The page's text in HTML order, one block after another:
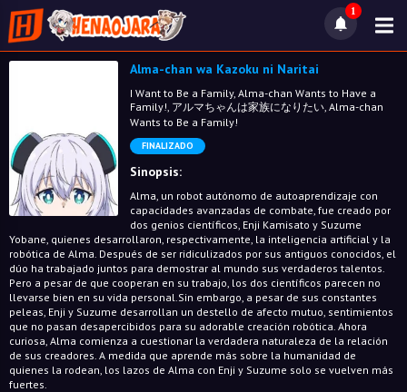
1
Alma-chan wa Kazoku ni Naritai
I Want to Be a Family, Alma-chan Wants to Have a
Family!, アルマちゃんは家族になりたい, Alma-chan
Wants to Be a Family!
FINALIZADO
Sinopsis:
Alma, un robot autónomo de autoaprendizaje con
capacidades avanzadas de combate, fue creado por
dos genios científicos, Enji Kamisato y Suzume
Yobane, quienes desarrollaron, respectivamente, la inteligencia artificial y la
robótica de Alma. Después de ser ridiculizados por sus antiguos conocidos, el
dúo ha trabajado juntos para demostrar al mundo sus verdaderos talentos.
Pero a pesar de que cooperan en su trabajo, los dos científicos parecen no
llevarse bien en su vida personal.Sin embargo, a pesar de sus constantes
peleas, Enji y Suzume desarrollan un destello de afecto mutuo, sentimientos
que no pasan desapercibidos para su adorable creación robótica. Ahora
curiosa, Alma comienza a cuestionar la verdadera naturaleza de la relación
de sus creadores. A medida que aprende más sobre la humanidad de
quienes la rodean, los lazos de Alma con Enji y Suzume solo se vuelven más
fuertes.